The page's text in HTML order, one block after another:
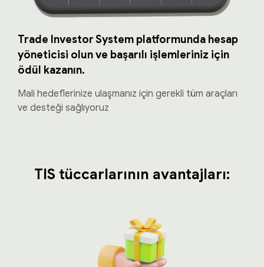
Trade Investor System platformunda hesap
yöneticisi olun ve başarılı işlemleriniz için
ödül kazanın.
Mali hedeflerinize ulaşmanız için gerekli tüm araçları
ve desteği sağlıyoruz
TIS tüccarlarının avantajları: